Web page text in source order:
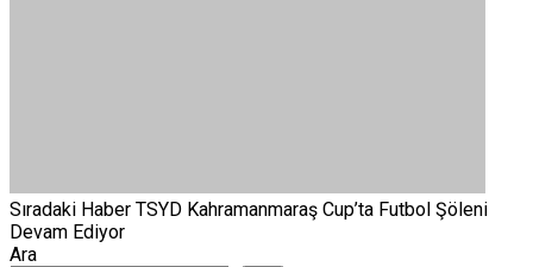
Sıradaki Haber TSYD Kahramanmaraş Cup’ta Futbol Şöleni
Devam Ediyor
Ara